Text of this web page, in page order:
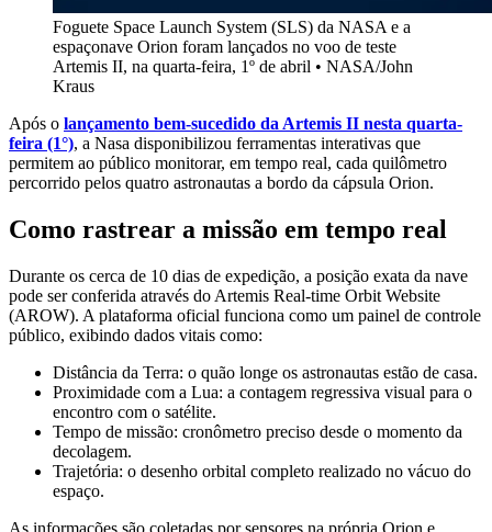
Foguete Space Launch System (SLS) da NASA e a
espaçonave Orion foram lançados no voo de teste
Artemis II, na quarta-feira, 1º de abril • NASA/John
Kraus
Após o lançamento bem-sucedido da Artemis II nesta quarta-
feira (1°), a Nasa disponibilizou ferramentas interativas que
permitem ao público monitorar, em tempo real, cada quilômetro
percorrido pelos quatro astronautas a bordo da cápsula Orion.
Como rastrear a missão em tempo real
Durante os cerca de 10 dias de expedição, a posição exata da nave
pode ser conferida através do Artemis Real-time Orbit Website
(AROW). A plataforma oficial funciona como um painel de controle
público, exibindo dados vitais como:
Distância da Terra: o quão longe os astronautas estão de casa.
Proximidade com a Lua: a contagem regressiva visual para o
encontro com o satélite.
Tempo de missão: cronômetro preciso desde o momento da
decolagem.
Trajetória: o desenho orbital completo realizado no vácuo do
espaço.